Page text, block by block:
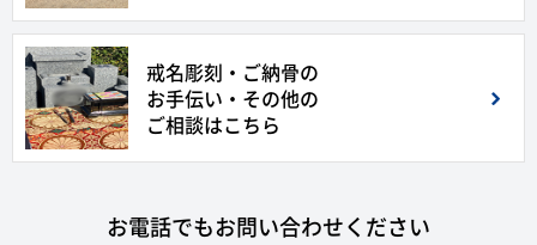
戒名彫刻・ご納骨の
お手伝い・その他の
ご相談はこちら
お電話でもお問い合わせください